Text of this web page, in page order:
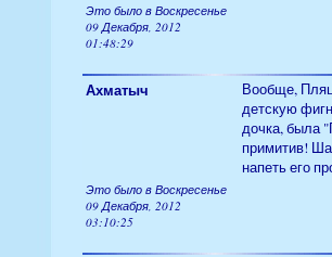
Это было в Воскресенье
09 Декабря, 2012
01:48:29
Ахматыч
Вообще,
детскую
дочка, была
примитив!
напеть его
Это было в Воскресенье
09 Декабря, 2012
03:10:25